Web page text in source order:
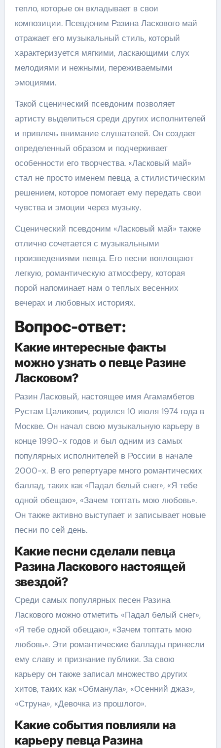
тепло, которые он вкладывает в свои
композиции. Псевдоним Разина Ласкового май
отражает его музыкальный стиль, который
характеризуется мягкими, ласкающими слух
мелодиями и нежными, переживаемыми
эмоциями.
Такой сценический псевдоним позволяет
артисту выделиться среди других исполнителей
и привлечь внимание слушателей. Он создает
определенный образом и подчеркивает
особенности его творчества. «Ласковый май»
стал не просто именем певца, а стилистическим
решением, которое помогает ему передать свои
чувства и эмоции через музыку.
Сценический псевдоним «Ласковый май» также
отлично сочетается с музыкальными
произведениями певца. Его песни воплощают
легкую, романтическую атмосферу, которая
порой напоминает нам о теплых весенних
вечерах и любовных историях.
Вопрос-ответ:
Какие интересные факты
можно узнать о певце Разине
Ласковом?
Разин Ласковый, настоящее имя Агамамбетов
Рустам Цаликович, родился 10 июля 1974 года в
Москве. Он начал свою музыкальную карьеру в
конце 1990-х годов и был одним из самых
популярных исполнителей в России в начале
2000-х. В его репертуаре много романтических
баллад, таких как «Падал белый снег», «Я тебе
одной обещаю», «Зачем топтать мою любовь».
Он также активно выступает и записывает новые
песни по сей день.
Какие песни сделали певца
Разина Ласкового настоящей
звездой?
Среди самых популярных песен Разина
Ласкового можно отметить «Падал белый снег»,
«Я тебе одной обещаю», «Зачем топтать мою
любовь». Эти романтические баллады принесли
ему славу и признание публики. За свою
карьеру он также записал множество других
хитов, таких как «Обманула», «Осенний джаз»,
«Струна», «Девочка из прошлого».
Какие события повлияли на
карьеру певца Разина